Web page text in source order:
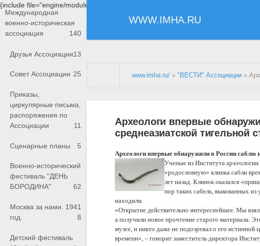
{include file="engine/modules/saperu/head.php"}
WWW.IMHA.RU
Международная
военно-историческая
ассоциация
140
Друзья Ассоциации13
Совет Ассоциации 25
Приказы,
циркулярные письма,
распоряжения по
Ассоциации
11
Сценарные планы 5
Военно-исторический
фестиваль "ДЕНЬ
БОРОДИНА"
62
Москва за нами. 1941
год.
8
Детский фестиваль
www.imha.ru/ »"ВЕСТИ" Ассоциации »
Археологи впервые
среднеазиатской тигельной
Археологи впервые обнаружили в России саблю
Ученые из Института
«родословную» клинка сабли
лет назад. Клинок оказался
пор таких сабель, выкованных из
находили.
«Открытие действительно интереснейшее. Мы
а получили новое прочтение старого материала.
музее, и никто даже не подозревал о его истинной
времени», – говорит заместитель директора